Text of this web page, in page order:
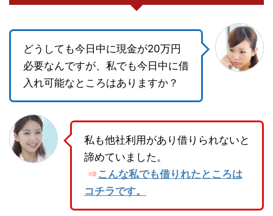
どうしても今日中に現金が20万円
必要なんですが、私でも今日中に借
入れ可能なところはありますか？
私も他社利用があり借りられないと
諦めていました。
⇒ こんな私でも借りれたところは
コチラです。